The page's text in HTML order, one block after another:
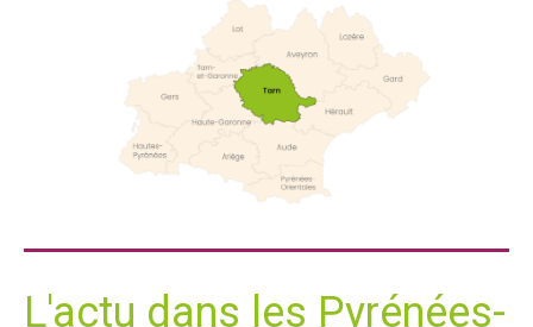
L'actu dans les Pyrénées-